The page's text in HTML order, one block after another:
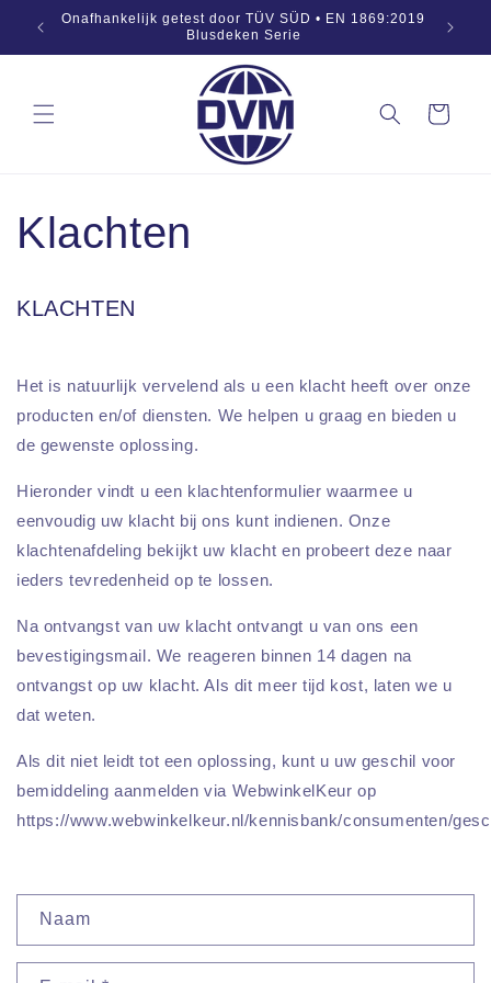
inhoudOnafhankelijk getest door TÜV SÜD • EN 1869:2019
Blusdeken Serie
Winkelwagen
Klachten
KLACHTEN
Het is natuurlijk vervelend als u een klacht heeft over onze
producten en/of diensten. We helpen u graag en bieden u
de gewenste oplossing.
Hieronder vindt u een klachtenformulier waarmee u
eenvoudig uw klacht bij ons kunt indienen. Onze
klachtenafdeling bekijkt uw klacht en probeert deze naar
ieders tevredenheid op te lossen.
Na ontvangst van uw klacht ontvangt u van ons een
bevestigingsmail. We reageren binnen 14 dagen na
ontvangst op uw klacht. Als dit meer tijd kost, laten we u
dat weten.
Als dit niet leidt tot een oplossing, kunt u uw geschil voor
bemiddeling aanmelden via WebwinkelKeur op
https://www.webwinkelkeur.nl/kennisbank/consumenten/
n
Naam